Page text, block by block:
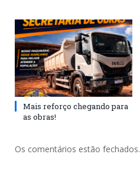
Mais reforço chegando para
as obras!
Os comentários estão fechados.